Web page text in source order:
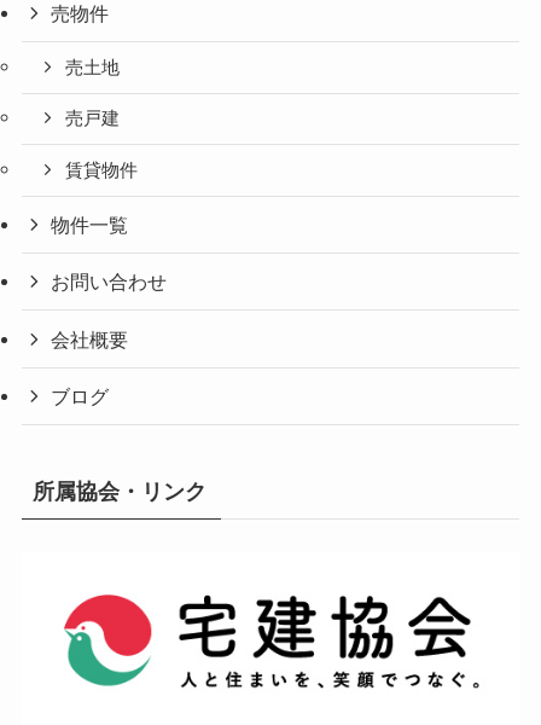
売物件
売土地
売戸建
賃貸物件
物件一覧
お問い合わせ
会社概要
ブログ
所属協会・リンク